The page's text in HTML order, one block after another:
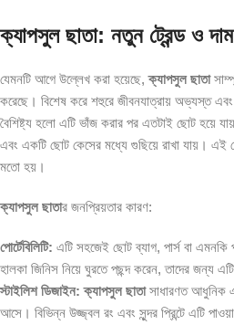
ক্যাপসুল ছাতা: নতুন ট্রেন্ড ও দাম
যেমনটি আগে উল্লেখ করা হয়েছে,ক্যাপসুল ছাতা
করেছে। বিশেষ করে শহুরে জীবনযাত্রায় অভ্যস্ত
বৈশিষ্ট্য হলো এটি ভাঁজ করার পর এতটাই ছোট হয়ে
এবং একটি ছোট কেসের মধ্যে গুছিয়ে রাখা যায়। এই
মতো হয়।
ক্যাপসুল ছাতার জনপ্রিয়তার কারণ:
পোর্টেবিলিটি: এটি সহজেই ছোট ব্যাগ, পার্স বা
হালকা জিনিস নিয়ে ঘুরতে পছন্দ করেন, তাদের জন্য
স্টাইলিশ ডিজাইন: ক্যাপসুল ছাতাসাধারণত আধুনিক
আসে। বিভিন্ন উজ্জ্বল রং এবং সুন্দর প্রিন্টে এটি